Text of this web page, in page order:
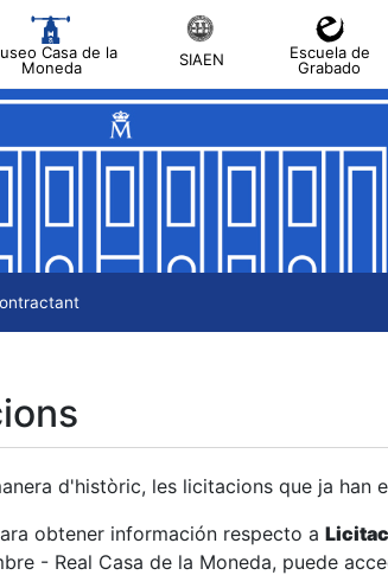
Casa de la
Moneda
SIAEN
Escuela de
Grabado
d'històric, les licitacions que ja
obtener información respecto a
- Real Casa de la Moneda, puede